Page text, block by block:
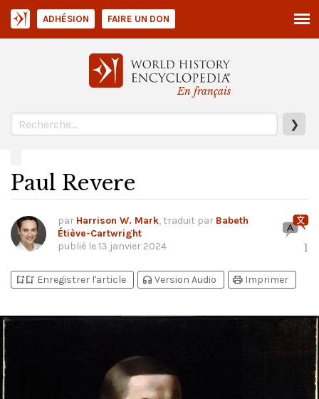
En français
❯
ADHÉSION FAIRE UN DON
Paul Revere
par Harrison W. Mark, traduit par Babeth
Étiève-Cartwright
publié le13 janvier 2024 1
bookmark_addbookmark_added Enregistrer l'article headphones Version Audio print Imprimer